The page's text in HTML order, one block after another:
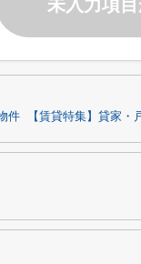
未入力項
件 【賃貸特集】貸家・